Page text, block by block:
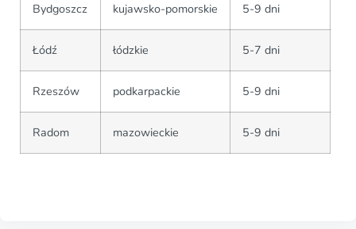
Bydgoszcz kujawsko-pomorskie 5-9 dni
Łódź łódzkie 5-7 dni
Rzeszów podkarpackie 5-9 dni
Radom mazowieckie 5-9 dni